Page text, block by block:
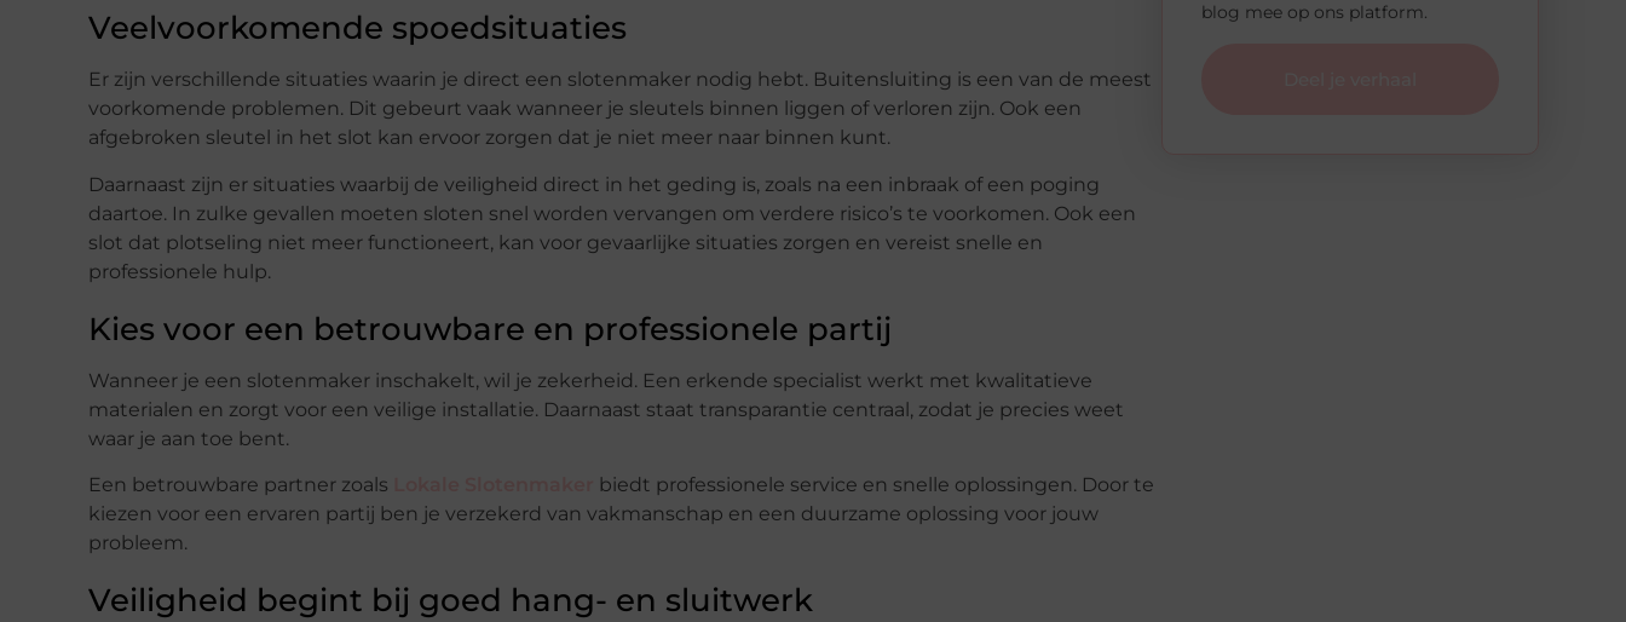
Veelvoorkomende spoedsituaties
Er zijn verschillende situaties waarin je direct een slotenmaker nodig hebt. Buitensluiting is een van de meest
voorkomende problemen. Dit gebeurt vaak wanneer je sleutels binnen liggen of verloren zijn. Ook een
afgebroken sleutel in het slot kan ervoor zorgen dat je niet meer naar binnen kunt.
Daarnaast zijn er situaties waarbij de veiligheid direct in het geding is, zoals na een inbraak of een poging
daartoe. In zulke gevallen moeten sloten snel worden vervangen om verdere risico’s te voorkomen. Ook een
slot dat plotseling niet meer functioneert, kan voor gevaarlijke situaties zorgen en vereist snelle en
professionele hulp.
Kies voor een betrouwbare en professionele partij
Wanneer je een slotenmaker inschakelt, wil je zekerheid. Een erkende specialist werkt met kwalitatieve
materialen en zorgt voor een veilige installatie. Daarnaast staat transparantie centraal, zodat je precies weet
waar je aan toe bent.
Een betrouwbare partner zoals
biedt professionele service en snelle oplossingen. Door te
kiezen voor een ervaren partij ben je verzekerd van vakmanschap en een duurzame oplossing voor jouw
probleem.
Veiligheid begint bij goed hang- en sluitwerk
blog mee op ons platform.